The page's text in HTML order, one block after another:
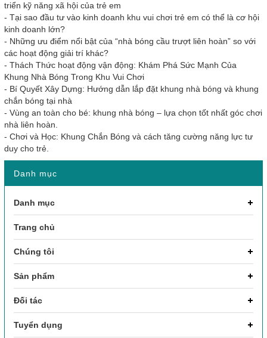
triển kỹ năng xã hội của trẻ em
- Tại sao đầu tư vào kinh doanh khu vui chơi trẻ em có thể là cơ hội
kinh doanh lớn?
- Những ưu điểm nổi bật của “nhà bóng cầu trượt liên hoàn” so với
các hoạt động giải trí khác?
- Thách Thức hoạt động vận động: Khám Phá Sức Mạnh Của
Khung Nhà Bóng Trong Khu Vui Chơi
- Bí Quyết Xây Dựng: Hướng dẫn lắp đặt khung nhà bóng và khung
chắn bóng tại nhà
- Vùng an toàn cho bé: khung nhà bóng – lựa chọn tốt nhất góc chơi
nhà liên hoàn.
- Chơi và Học: Khung Chắn Bóng và cách tăng cường năng lực tư
duy cho trẻ.
Danh mục
Danh mục
Trang chủ
Chúng tôi
Sản phẩm
Đối tác
Tuyển dụng